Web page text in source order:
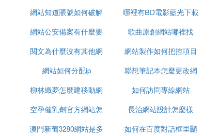
網路中搜索指定網站內的內容方法：
在頁面的搜索框下方點擊「搜索工具」。
⑸ 如何用百度搜索特定網站的內容
打開網路搜索主頁後，點擊右上角的「設置 點選設
置中的「高級搜索」點擊後打開高級搜索的設置頁
面，在其中的最下方就可以輸入你想要搜索的指定網
多少錢
網站知道賬號如何破解
密碼
哪裡有BD電影藍光下載
網站
網站公安備案有什麼要
注意
歌曲原創網站哪裡找
閱文為什麼沒有其他網
站流量
網站製作如何把控項目
製作時間
網站如何分配ip
聯想筆記本怎麼更改網
站許可權
柳林織夢怎麼建移動網
站
如何訪問專線網站
空孕催乳劑官方網站怎
麼買
長治網站設計怎麼樣
澳門新葡3280網站是多
如何在百度對話框里顯